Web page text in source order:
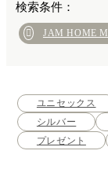
JAM HOME
ユニセックス
シルバー
プレゼント